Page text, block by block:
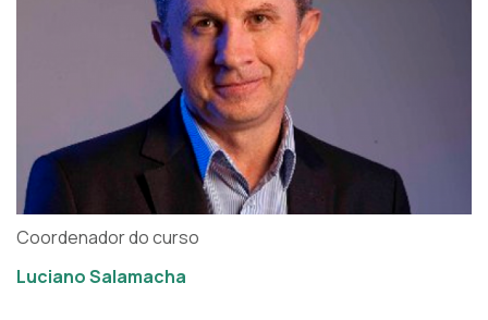
Coordenador do curso
Luciano Salamacha